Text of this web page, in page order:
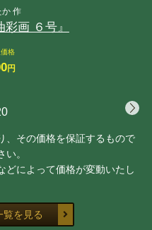
か 作
画 ６号』
格
円
、その価格を保証するもので
。
によって価格が変動いたし
覧を見る